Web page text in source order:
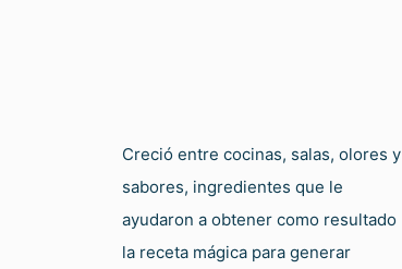
Creció entre cocinas, salas, olores y
sabores, ingredientes que le
ayudaron a obtener como resultado
la receta mágica para generar